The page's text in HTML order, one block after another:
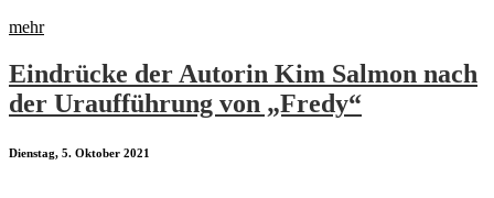
mehr
Eindrücke der Autorin Kim Salmon nach
der Uraufführung von „Fredy“
Dienstag, 5. Oktober 2021